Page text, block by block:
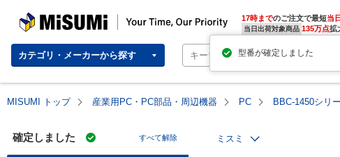
MISUMI | Your Time, Our Priority 17時までのご注文で最短当
当日出荷対象商品 135万点拡
カテゴリ・メーカーから探す
MISUMI トップ 産業用PC・PC部品・周辺機器 PC BBC-1450シリ
確定しました すべて解除 ミスミ